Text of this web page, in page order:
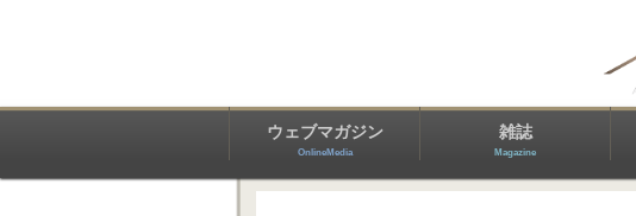
ウェブマガジン
OnlineMedia
雑誌
Magazine